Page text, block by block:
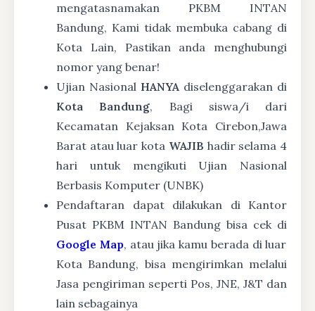
mengatasnamakan PKBM INTAN
Bandung, Kami tidak membuka cabang di
Kota Lain, Pastikan anda menghubungi
nomor yang benar!
Ujian Nasional HANYA diselenggarakan di
Kota Bandung, Bagi siswa/i dari
Kecamatan Kejaksan Kota Cirebon,Jawa
Barat atau luar kota WAJIB hadir selama 4
hari untuk mengikuti Ujian Nasional
Berbasis Komputer (UNBK)
Pendaftaran dapat dilakukan di Kantor
Pusat PKBM INTAN Bandung bisa cek di
Google Map, atau jika kamu berada di luar
Kota Bandung, bisa mengirimkan melalui
Jasa pengiriman seperti Pos, JNE, J&T dan
lain sebagainya